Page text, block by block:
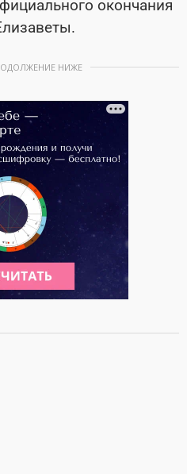
окончания
НИЖЕ